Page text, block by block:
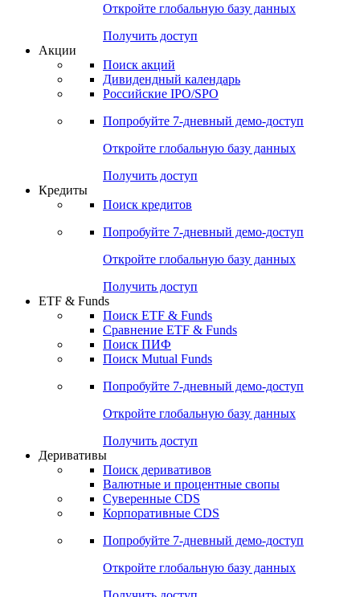
Откройте глобальную базу данных
Получить доступ
Акции
Поиск акций
Дивидендный календарь
Российские IPO/SPO
Попробуйте 7-дневный демо-доступ
Откройте глобальную базу данных
Получить доступ
Кредиты
Поиск кредитов
Попробуйте 7-дневный демо-доступ
Откройте глобальную базу данных
Получить доступ
ETF & Funds
Поиск ETF & Funds
Сравнение ETF & Funds
Поиск ПИФ
Поиск Mutual Funds
Попробуйте 7-дневный демо-доступ
Откройте глобальную базу данных
Получить доступ
Деривативы
Поиск деривативов
Валютные и процентные свопы
Суверенные CDS
Корпоративные CDS
Попробуйте 7-дневный демо-доступ
Откройте глобальную базу данных